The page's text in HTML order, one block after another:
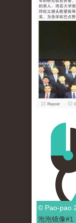
© Pao-pao
泡泡镜像#1